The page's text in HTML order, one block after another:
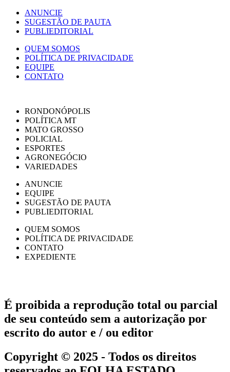
ANUNCIE
SUGESTÃO DE PAUTA
PUBLIEDITORIAL
QUEM SOMOS
POLÍTICA DE PRIVACIDADE
EQUIPE
CONTATO
RONDONÓPOLIS
POLÍTICA MT
MATO GROSSO
POLICIAL
ESPORTES
AGRONEGÓCIO
VARIEDADES
ANUNCIE
EQUIPE
SUGESTÃO DE PAUTA
PUBLIEDITORIAL
QUEM SOMOS
POLÍTICA DE PRIVACIDADE
CONTATO
EXPEDIENTE
É proibida a reprodução total ou parcial
de seu conteúdo sem a autorização por
escrito do autor e / ou editor
Copyright © 2025 - Todos os direitos